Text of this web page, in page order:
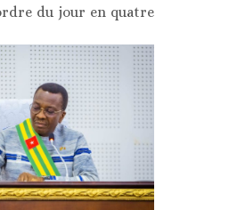
du jour en quatre